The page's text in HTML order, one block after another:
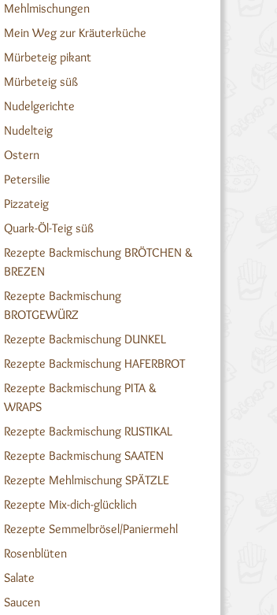
Mehlmischungen
Mein Weg zur Kräuterküche
Mürbeteig pikant
Mürbeteig süß
Nudelgerichte
Nudelteig
Ostern
Petersilie
Pizzateig
Quark-Öl-Teig süß
Rezepte Backmischung BRÖTCHEN &
BREZEN
Rezepte Backmischung
BROTGEWÜRZ
Rezepte Backmischung DUNKEL
Rezepte Backmischung HAFERBROT
Rezepte Backmischung PITA &
WRAPS
Rezepte Backmischung RUSTIKAL
Rezepte Backmischung SAATEN
Rezepte Mehlmischung SPÄTZLE
Rezepte Mix-dich-glücklich
Rezepte Semmelbrösel/Paniermehl
Rosenblüten
Salate
Saucen